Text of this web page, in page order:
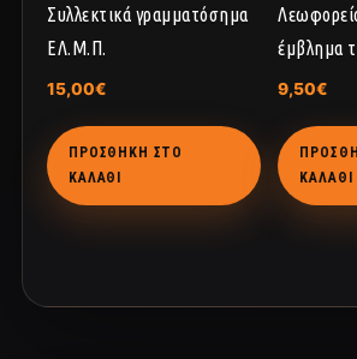
Συλλεκτικά γραμματόσημα
ΕΛ.Μ.Π.
15,00€
ΠΡΟΣΘΉΚΗ ΣΤΟ
ΚΑΛΆΘΙ
έμβλημα
9,50€
ΚΑΛΆΘΙ